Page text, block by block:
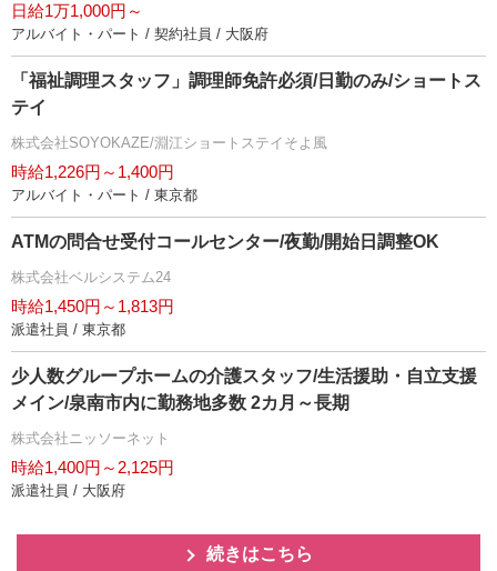
日給1万1,000円～
アルバイト・パート / 契約社員 / 大阪府
「福祉調理スタッフ」調理師免許必須/日勤のみ/ショートス
テイ
株式会社SOYOKAZE/淵江ショートステイそよ風
時給1,226円～1,400円
アルバイト・パート / 東京都
ATMの問合せ受付コールセンター/夜勤/開始日調整OK
株式会社ベルシステム24
時給1,450円～1,813円
派遣社員 / 東京都
少人数グループホームの介護スタッフ/生活援助・自立支援
メイン/泉南市内に勤務地多数 2カ月～長期
株式会社ニッソーネット
時給1,400円～2,125円
派遣社員 / 大阪府
続きはこちら